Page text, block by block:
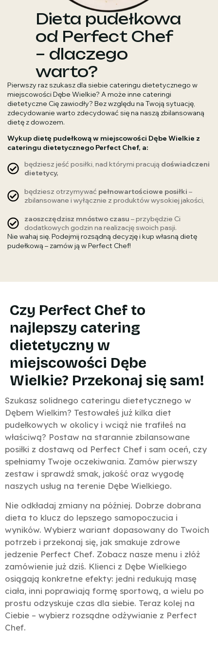
Dieta pudełkowa
od Perfect Chef
– dlaczego
warto?
Pierwszy raz szukasz dla siebie cateringu dietetycznego w
miejscowości Dębe Wielkie? A może inne cateringi
dietetyczne Cię zawiodły? Bez względu na Twoją sytuację,
zdecydowanie warto zdecydować się na naszą zbilansowaną
dietę z dowozem.
Wykup dietę pudełkową w miejscowości Dębe Wielkie z
cateringu dietetycznego Perfect Chef, a:
będziesz jeść posiłki, nad którymi pracują doświadczeni
dietetycy,
będziesz otrzymywać pełnowartościowe posiłki –
zbilansowane i wyłącznie z produktów wysokiej jakości,
zaoszczędzisz mnóstwo czasu – przybędzie Ci
dodatkowych godzin na realizację swoich pasji.
Nie wahaj się. Podejmij rozsądną decyzję i kup własną dietę
pudełkową – zamów ją w Perfect Chef!
Czy Perfect Chef to
najlepszy catering
dietetyczny w
miejscowości Dębe
Wielkie? Przekonaj się sam!
Szukasz solidnego cateringu dietetycznego w
Dębem Wielkim? Testowałeś już kilka diet
pudełkowych w okolicy i wciąż nie trafiłeś na
właściwą? Postaw na starannie zbilansowane
posiłki z dostawą od Perfect Chef i sam oceń, czy
spełniamy Twoje oczekiwania. Zamów pierwszy
zestaw i sprawdź smak, jakość oraz wygodę
naszych usług na terenie Dębe Wielkiego.
Nie odkładaj zmiany na później. Dobrze dobrana
dieta to klucz do lepszego samopoczucia i
wyników. Wybierz wariant dopasowany do Twoich
potrzeb i przekonaj się, jak smakuje zdrowe
jedzenie Perfect Chef. Zobacz nasze menu i złóż
zamówienie już dziś. Klienci z Dębe Wielkiego
osiągają konkretne efekty: jedni redukują masę
ciała, inni poprawiają formę sportową, a wielu po
prostu odzyskuje czas dla siebie. Teraz kolej na
Ciebie – wybierz rozsądne odżywianie z Perfect
Chef.